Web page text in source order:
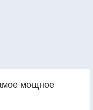
мощное